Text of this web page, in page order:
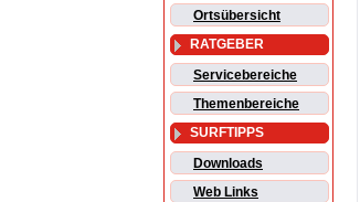
Ortsübersicht
RATGEBER
Servicebereiche
Themenbereiche
SURFTIPPS
Downloads
Web Links